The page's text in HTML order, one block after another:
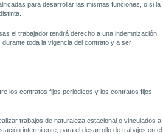
para desarrollar las mismas funciones, o si la
el trabajador tendrá derecho a una indemnización
toda la vigencia del contrato y a ser
los contratos fijos periódicos y los contratos fijos
trabajos de naturaleza estacional o vinculados a
intermitente, para el desarrollo de trabajos en el